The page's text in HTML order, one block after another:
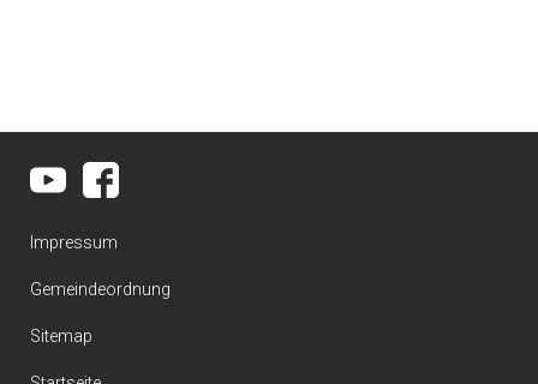
Impressum
Gemeindeordnung
Sitemap